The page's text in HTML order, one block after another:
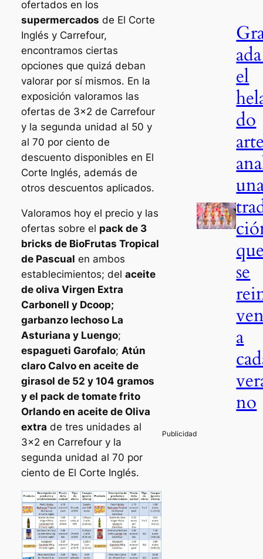
ofertados en los
supermercados de El Corte
Inglés y Carrefour,
encontramos ciertas
opciones que quizá deban
valorar por sí mismos. En la
exposición valoramos las
ofertas de 3×2 de Carrefour
y la segunda unidad al 50 y
al 70 por ciento de
descuento disponibles en El
Corte Inglés, además de
otros descuentos aplicados.
Valoramos hoy el precio y las
ofertas sobre el pack de 3
bricks de BioFrutas Tropical
de Pascual en ambos
establecimientos; del aceite
de oliva Virgen Extra
Carbonell y Dcoop;
garbanzo lechoso La
Asturiana y Luengo;
espagueti Garofalo; Atún
claro Calvo en aceite de
girasol de 52 y 104 gramos
y el pack de tomate frito
Orlando en aceite de Oliva
extra de tres unidades al
3×2 en Carrefour y la
segunda unidad al 70 por
ciento de El Corte Inglés.
el
do
se
a
no